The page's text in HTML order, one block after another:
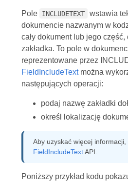
Pole INCLUDETEXT
wstawia
dokumencie nazwanym w
cały dokument lub jego
zakładka. To pole w
reprezentowane przez
FieldIncludeTextmożna
następujących operacji:
podaj nazwę zakładki
określ lokalizację
Aby uzyskać więcej informacji,
FieldIncludeTextAPI.
Poniższy przykład kodu